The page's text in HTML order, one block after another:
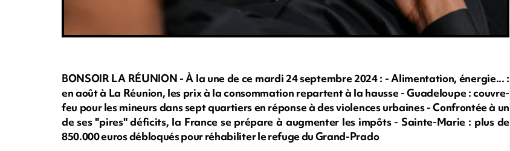
BONSOIR LA RÉUNION - À la une de ce mardi 24 septembre 2024 : - Alimentation, énergie... :
en août à La Réunion, les prix à la consommation repartent à la hausse - Guadeloupe : couvre-
feu pour les mineurs dans sept quartiers en réponse à des violences urbaines - Confrontée à un
de ses "pires" déficits, la France se prépare à augmenter les impôts - Sainte-Marie : plus de
850.000 euros débloqués pour réhabiliter le refuge du Grand-Prado